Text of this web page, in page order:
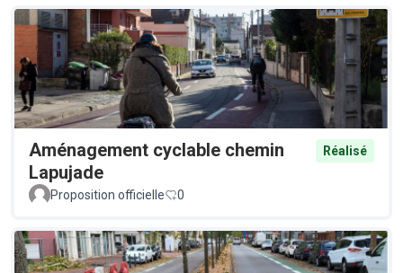
Aménagement cyclable chemin
Lapujade
Réalisé
Proposition officielle 0